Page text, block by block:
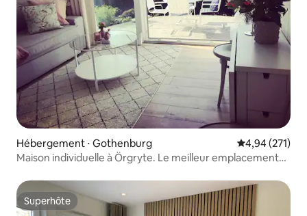
Hébergement ⋅ Gothenburg Évaluation
4,94 (271)
Maison individuelle à Örgryte. Le meilleur emplacement
Superhôte
Superhôte